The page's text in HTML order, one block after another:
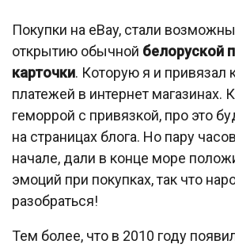
Покупки на eBay, стали
открытию обычной белоруской
карточки. Которую я и привязал
платежей в интернет магазинах.
геморрой с привязкой, про это
на страницах блога. Но пару
начале, дали в конце море
эмоций при покупках, так что
разобраться!
Тем более, что в 2010 году